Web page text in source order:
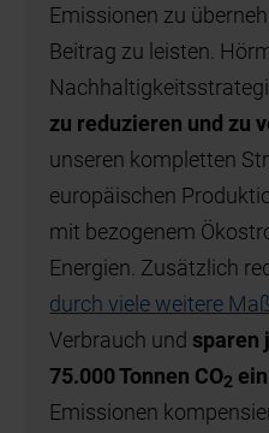
Emissionen zu
Beitrag zu leisten.
zu reduzieren und zu
unseren kompletten
europäischen
mit bezogenem
Energien. Zusätzlich
durch viele weitere
Verbrauch und sparen
75.000 Tonnen CO2 ein
Emissionen